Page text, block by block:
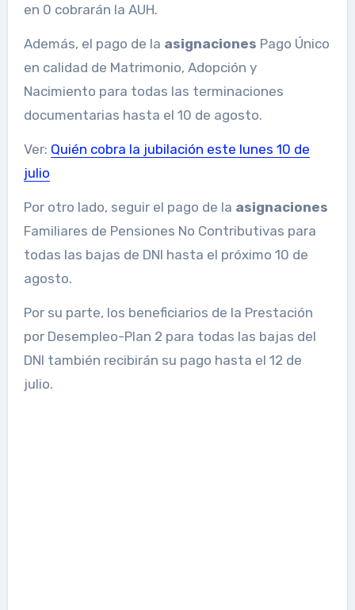
en 0 cobrarán la AUH.
Además, el pago de la asignaciones Pago Único
en calidad de Matrimonio, Adopción y
Nacimiento para todas las terminaciones
documentarias hasta el 10 de agosto.
Ver: Quién cobra la jubilación este lunes 10 de
julio
Por otro lado, seguir el pago de la asignaciones
Familiares de Pensiones No Contributivas para
todas las bajas de DNI hasta el próximo 10 de
agosto.
Por su parte, los beneficiarios de la Prestación
por Desempleo-Plan 2 para todas las bajas del
DNI también recibirán su pago hasta el 12 de
julio.